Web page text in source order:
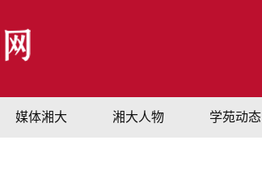
媒体湘大 湘大人物 学苑动态